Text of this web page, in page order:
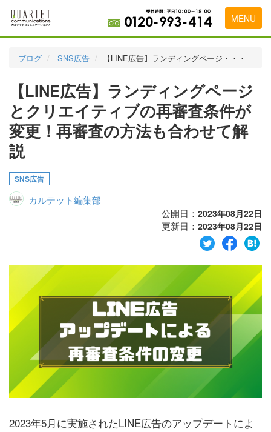
MENU
実績・お客様の声
初めて導入をお考えの方
代理店の乗り換えをお考えの方
広告代理店・HP制作会社様へ
お申し込みから運用開始までの流れ
ブログ SNS広告 【LINE広告】ランディングページ・・・
【LINE広告】ランディングページ
とクリエイティブの再審査条件が
変更！再審査の方法も合わせて解
説
SNS広告
カルテット編集部
公開日： 2023年08月22日
更新日： 2023年08月22日
2023年5月に実施されたLINE広告のアップデートによ